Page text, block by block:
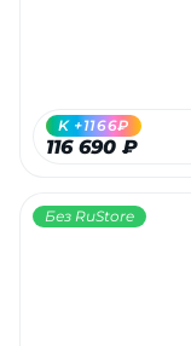
116 690 ₽
K +1166₽
Без RuStore